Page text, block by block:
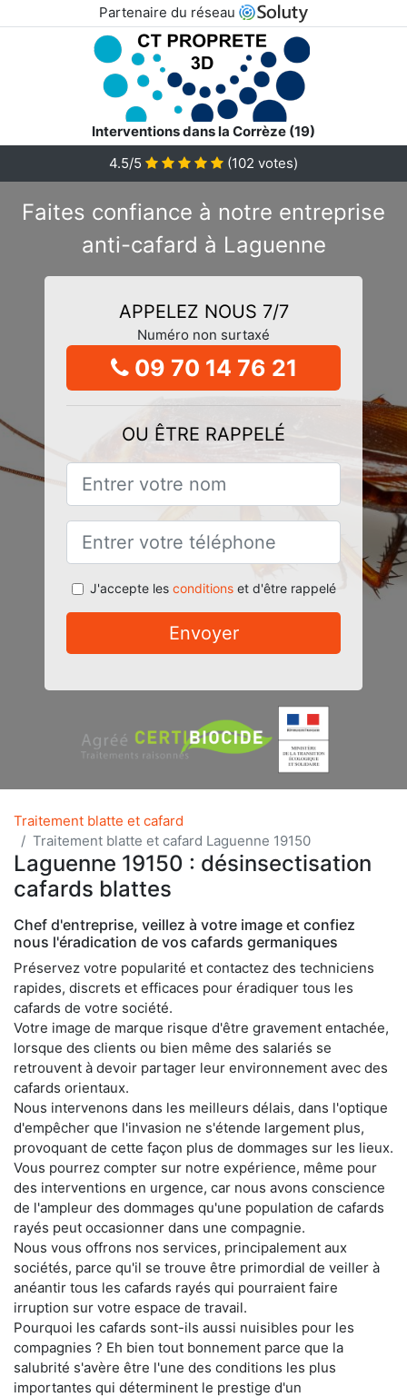
Partenaire du réseau
Interventions dans la Corrèze (19)
4.5/5
(102 votes)
Faites confiance à notre entreprise
anti-cafard à Laguenne
APPELEZ NOUS 7/7
Numéro non surtaxé
09 70 14 76 21
OU ÊTRE RAPPELÉ
J'accepte les conditionset d'être rappelé
Envoyer
Traitement blatte et cafard
Traitement blatte et cafard Laguenne 19150
Laguenne 19150 : désinsectisation
cafards blattes
Chef d'entreprise, veillez à votre image et confiez
nous l'éradication de vos cafards germaniques
Préservez votre popularité et contactez des techniciens
rapides, discrets et efficaces pour éradiquer tous les
cafards de votre société.
Votre image de marque risque d'être gravement entachée,
lorsque des clients ou bien même des salariés se
retrouvent à devoir partager leur environnement avec des
cafards orientaux.
Nous intervenons dans les meilleurs délais, dans l'optique
d'empêcher que l'invasion ne s'étende largement plus,
provoquant de cette façon plus de dommages sur les lieux.
Vous pourrez compter sur notre expérience, même pour
des interventions en urgence, car nous avons conscience
de l'ampleur des dommages qu'une population de cafards
rayés peut occasionner dans une compagnie.
Nous vous offrons nos services, principalement aux
sociétés, parce qu'il se trouve être primordial de veiller à
anéantir tous les cafards rayés qui pourraient faire
irruption sur votre espace de travail.
Pourquoi les cafards sont-ils aussi nuisibles pour les
compagnies ? Eh bien tout bonnement parce que la
salubrité s'avère être l'une des conditions les plus
importantes qui déterminent le prestige d'un